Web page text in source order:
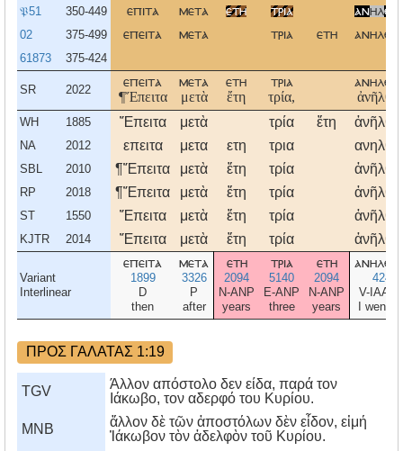
𝔓51 350-449 επιτα μετα ετη τρια ανηλθ
02 375-499 επειτα μετα τρια ετη
61873 375-424
SR 2022
επειτα
¶Ἔπειτα
μετα
μετὰ
ετη
ἔτη
τρια
τρία,
WH 1885 Ἔπειτα μετὰ τρία ἔτη
NA 2012 επειτα μετα ετη τρια
SBL 2010 ¶Ἔπειτα μετὰ ἔτη τρία
RP 2018 ¶Ἔπειτα μετὰ ἔτη τρία
ST 1550 Ἔπειτα μετὰ ἔτη τρία
KJTR 2014 Ἔπειτα μετὰ ἔτη τρία
Variant
Interlinear
επειτα
1899
D
then
μετα
3326
P
after
ετη
2094
N-ANP
years
τρια
5140
E-ANP
three
ετη
2094
N-ANP
years
424
V-IAA1S
I went
ΠΡΟΣ ΓΑΛΑΤΑΣ 1:19
TGV
Άλλον απόστολο δεν είδα, παρά τον
Ιάκωβο, τον αδερφό του Κυρίου.
MNB
ἄλλον δὲ τῶν ἀποστόλων δὲν εἶδον, εἰμή
Ἰάκωβον τὸν ἀδελφὸν τοῦ Κυρίου.